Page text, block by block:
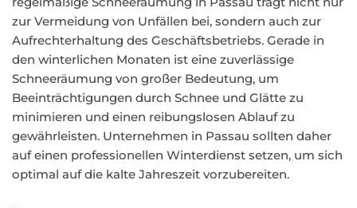
zur Vermeidung von Unfällen bei, sondern auch zur
Aufrechterhaltung des Geschäftsbetriebs. Gerade in
den winterlichen Monaten ist eine zuverlässige
Schneeräumung von großer Bedeutung, um
Beeinträchtigungen durch Schnee und Glätte zu
minimieren und einen reibungslosen Ablauf zu
gewährleisten. Unternehmen in Passau sollten daher
auf einen professionellen Winterdienst setzen, um sich
optimal auf die kalte Jahreszeit vorzubereiten.